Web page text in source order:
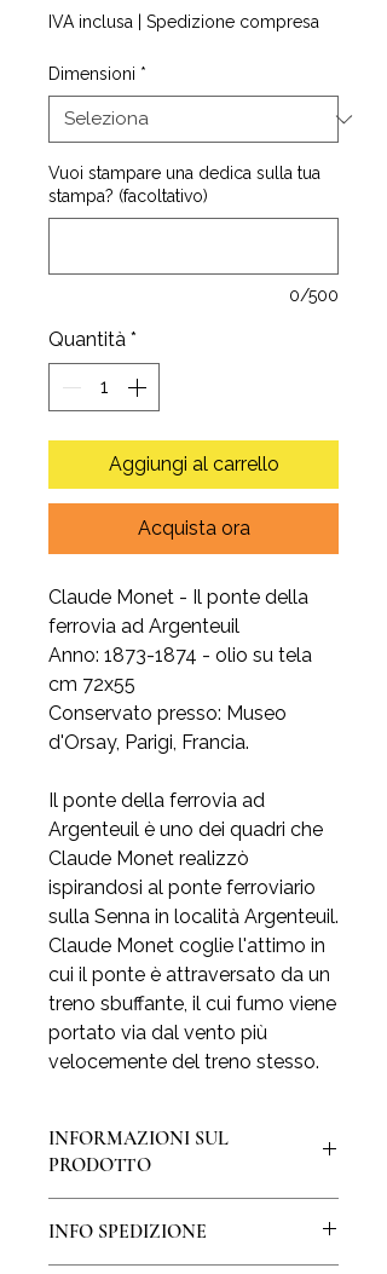
regolarescontato
IVA inclusa Spedizione compresa
Dimensioni *
Vuoi stampare una dedica sulla tua
stampa? (facoltativo)
0/500
Quantità *
Aggiungi al carrello
Acquista ora
Claude Monet - Il ponte della
ferrovia ad Argenteuil
Anno: 1873-1874 - olio su tela
cm 72x55
Conservato presso: Museo
d'Orsay, Parigi, Francia.
Il ponte della ferrovia ad
Argenteuil è uno dei quadri che
Claude Monet realizzò
ispirandosi al ponte ferroviario
sulla Senna in località Argenteuil.
Claude Monet coglie l'attimo in
cui il ponte è attraversato da un
treno sbuffante, il cui fumo viene
portato via dal vento più
velocemente del treno stesso.
INFORMAZIONI SUL
PRODOTTO
carta a mano di Amalfi, creata ancora
oggi un foglio per volta con
INFO SPEDIZIONE